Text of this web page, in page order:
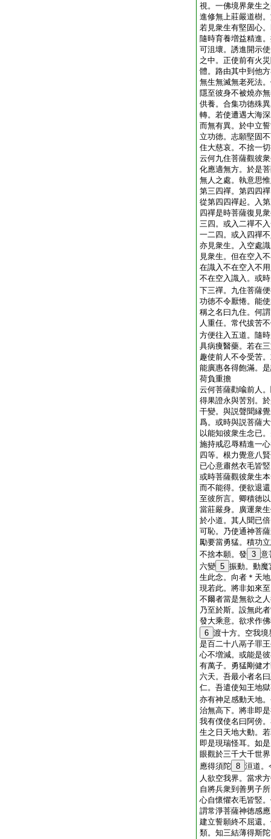
視。一佛境界衆生
進修無上莊嚴道樹
若見衆生有堅固心
隨時育養増益精進
可沮壞。誘進開示
之中。正使前有火
體。路由其中到他
無生無滅無老死法
隱至彼身不被燒亦
供養。合集功徳殊
轉。若使遭遇大海
而無有異。於中立
立功徳。志願堅固
住大慈哀。不捨一
云何九住菩薩觀彼
化應適無方。於是
無人之處。執意思
第三四禪。第四四
從第四四禪起。入
四禪是時菩薩復見
三四。或入二禪不
一二四。或入四禪
亦見衆生。入空處
見衆生。但在空入
在識入不在空入不
不在空入識入。或
下三禪。九住菩薩
功徳不令厭惓。能
稱之名曰九住。何
人重任。常代拔苦
方便往入五道。隨
具病痩醫藥。若在
趣使前人不令受苦
能廣惠各得飽滿。
荷負重擔
云何菩薩勸喩前人
得果證永與苦別。
干變。與説聲聞縁
爲。或時與説菩薩
以能知彼衆生念已
施持戒忍辱精進一
四等。根力覺意八
已心意肅然衣毛皆
或時菩薩觀彼衆生
而不能得。便欲退
至彼所言。卿積徳
當莊嚴身。廣運衆
於小道。其人聞已
可恥。乃使通神菩
勵要當勇猛。積功
不捨本願。發 3 意
六變 5 振動。動魔
生此念。向者＊天
現若此。將非如來
不爾者當是無欲之
乃至於斯。設無此
發大乘意。欲求作
6 渡十方。空我
是百二十八鬲子罪
心不増減。或能是
有萬子。勇猛剛健
六天。吾最小者名
仁。吾遣使知王地
亦有神足感動天地
治無高下。將非即
我有僕使名曰阿傍
生之日天地大動。
即是現瑞怪耳。如
眼觀於三千大千世
應得須陀 8 洹道。
人欲空我界。當求
自將兵衆到善男子
心自懷懼衣毛皆竪
謂常淨菩薩神徳感
建立誓願終不屈還
類。知三結薄得斯